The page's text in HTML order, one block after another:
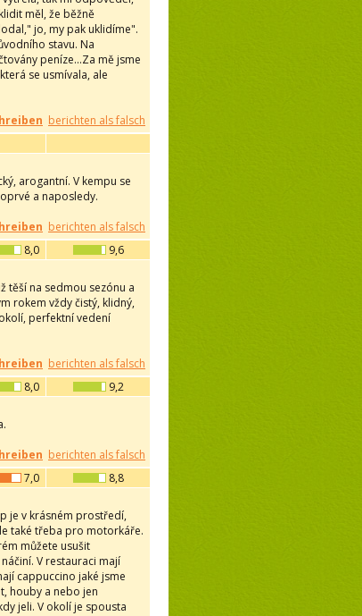
měl, že běžně
jo, my pak uklidíme".
stavu. Na
peníze...Za mě jsme
se usmívala, ale
berichten als falsch
arogantní. V kempu se
a naposledy.
berichten als falsch
8,0 9,6
těší na sedmou sezónu a
rokem vždy čistý, klidný,
perfektní vedení
berichten als falsch
8,0 9,2
berichten als falsch
7,0 8,8
je v krásném prostředí,
také třeba pro motorkáře.
můžete usušit
V restauraci mají
cappuccino jaké jsme
houby a nebo jen
jeli. V okolí je spousta